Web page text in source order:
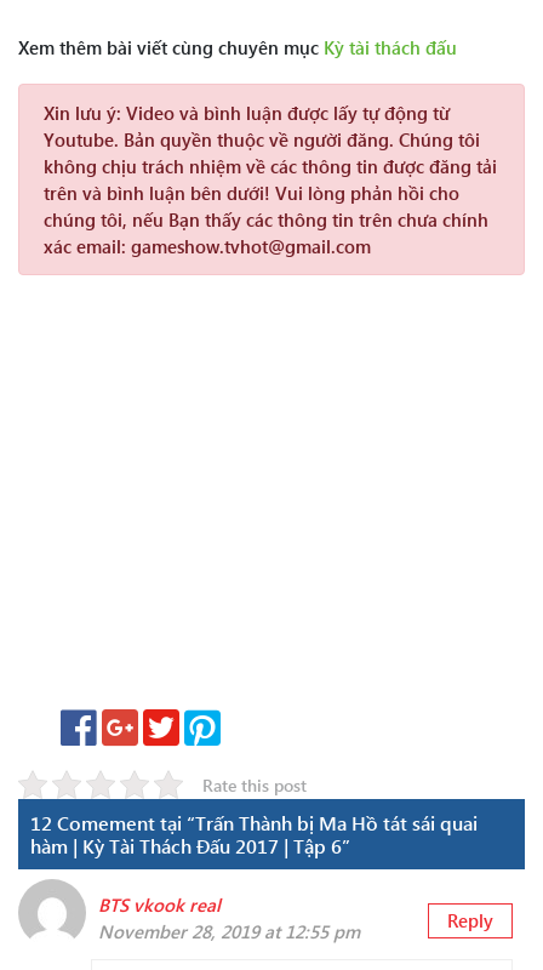
Xem thêm bài viết cùng chuyên mục Kỳ tài thách đấu
Xin lưu ý: Video và bình luận được lấy tự động từ
Youtube. Bản quyền thuộc về người đăng. Chúng tôi
không chịu trách nhiệm về các thông tin được đăng tải
trên và bình luận bên dưới! Vui lòng phản hồi cho
chúng tôi, nếu Bạn thấy các thông tin trên chưa chính
xác email: gameshow.tvhot@gmail.com
Rate this post
12 Comement tại “Trấn Thành bị Ma Hồ tát sái quai
hàm | Kỳ Tài Thách Đấu 2017 | Tập 6”
BTS vkook real
November 28, 2019 at 12:55 pm
Reply